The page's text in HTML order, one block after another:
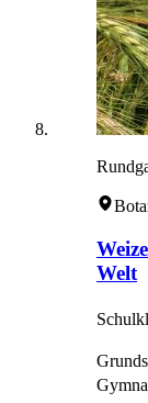
Welt